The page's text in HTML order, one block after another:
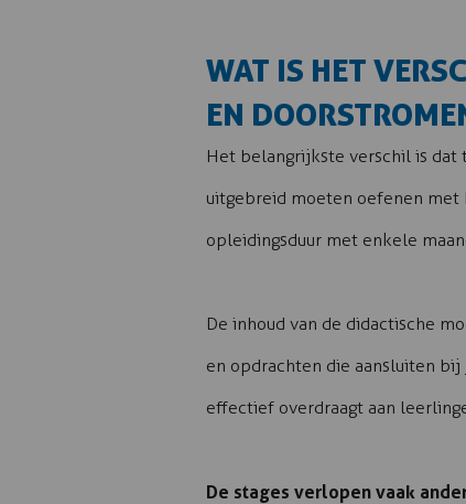
WAT IS HET
EN
Het belangrijkste verschil is dat
uitgebreid moeten oefenen met
opleidingsduur met enkele
De inhoud van de didactische
en opdrachten die aansluiten
effectief overdraagt aan
De stages verlopen vaak